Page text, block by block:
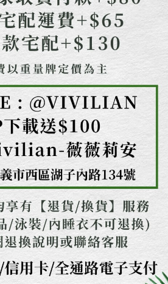
時，將依據個別帳號之用戶狀況，依本公司即
若仍有額度不足之情形，本公司將視審查結果
使用他人資訊註冊。若發現惡意使用之情形，
停止該用戶之使用額度並採取法律行動。